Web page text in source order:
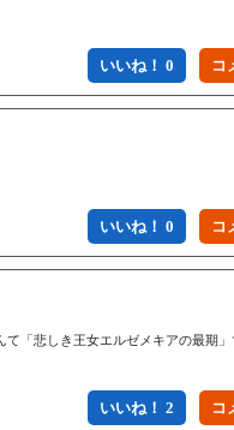
いいね！ 0
いいね！ 0
て「悲しき王女エルゼメキアの最期
いいね！ 2